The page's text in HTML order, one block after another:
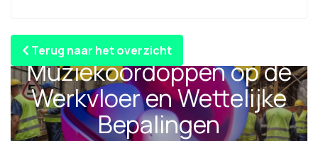
Terug naar het overzicht
Muziekoordoppen op de
Werkvloer en Wettelijke
Bepalingen